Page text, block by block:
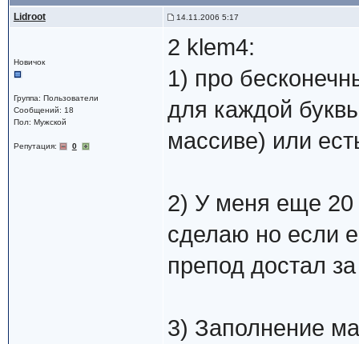
Lidroot 14.11.2006 5:17
Новичок
Группа: Пользователи
Сообщений: 18
Пол: Мужской
Репутация: 0
2 klem4:
1) про
для каждой
массиве) или
2) У меня еще 20
сделаю но если
препод достал
3) Заполнение